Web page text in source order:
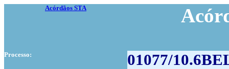
Acórdãos STA
Processo: 01077/